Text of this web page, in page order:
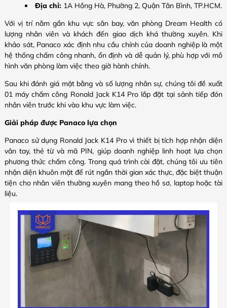
Địa chỉ: 1A Hồng Hà, Phường 2, Quận Tân Bình, TP.HCM.
Với vị trí nằm gần khu vực sân bay, văn phòng Dream Health có
lượng nhân viên và khách đến giao dịch khá thường xuyên. Khi
khảo sát, Panaco xác định nhu cầu chính của doanh nghiệp là một
hệ thống chấm công nhanh, ổn định và dễ quản lý, phù hợp với mô
hình văn phòng làm việc theo giờ hành chính.
Sau khi đánh giá mặt bằng và số lượng nhân sự, chúng tôi đề xuất
01 máy chấm công Ronald Jack K14 Pro lắp đặt tại sảnh tiếp đón
nhân viên trước khi vào khu vực làm việc.
Giải pháp được Panaco lựa chọn
Panaco sử dụng Ronald Jack K14 Pro vì thiết bị tích hợp nhận diện
vân tay, thẻ từ và mã PIN, giúp doanh nghiệp linh hoạt lựa chọn
phương thức chấm công. Trong quá trình cài đặt, chúng tôi ưu tiên
nhận diện khuôn mặt để rút ngắn thời gian xác thực, đặc biệt thuận
tiện cho nhân viên thường xuyên mang theo hồ sơ, laptop hoặc tài
liệu.